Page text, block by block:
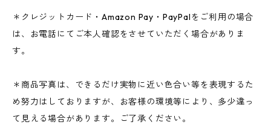
＊クレジットカード・Amazon Pay・PayPalをご利用の場合
は、お電話にてご本人確認をさせていただく場合がありま
す。
＊商品写真は、できるだけ実物に近い色合い等を表現するた
め努力はしておりますが、お客様の環境等により、多少違っ
て見える場合があります。ご了承ください。